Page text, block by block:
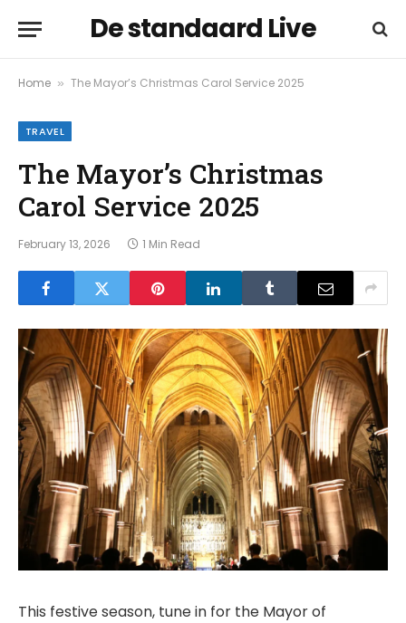
De standaard Live
Home » The Mayor’s Christmas Carol Service 2025
TRAVEL
The Mayor’s Christmas
Carol Service 2025
February 13, 2026 1 Min Read
This festive season, tune in for the Mayor of